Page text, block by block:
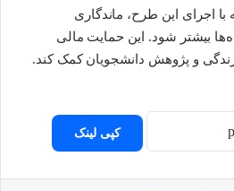
با اجرای این طرح، ماندگاری
بیشتر شود. این حمایت مالی
زندگی و پژوهش دانشجویان کمک کند.
کپی لینک